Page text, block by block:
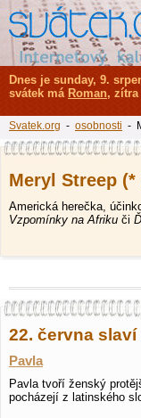
Meryl Streep (*
Americká herečka,
Vzpomínky na Afriku či
22. června
Pavla
Pavla tvoří ženský
pocházejí z latinského
Dnes je sunday, 9.
svátek má Roman, zítra
Svatek.org - osobnosti -